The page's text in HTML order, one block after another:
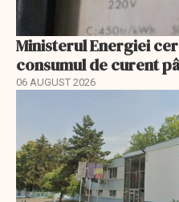
Ministerul Energiei
consumul de curent
06 AUGUST 2026